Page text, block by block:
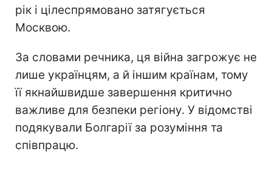
рік і цілеспрямовано затягується
Москвою.
За словами речника, ця війна загрожує не
лише українцям, а й іншим країнам, тому
її якнайшвидше завершення критично
важливе для безпеки регіону. У відомстві
подякували Болгарії за розуміння та
співпрацю.